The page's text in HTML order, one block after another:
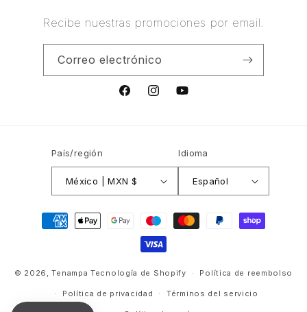
Recibe nuestras promociones por email.
Correo electrónico
FacebookInstagramYouTube
País/región
México | MXN $
Idioma
Español
Formas
© 2026,Tenampa Tecnología de Shopify Política de reembolso
Política de privacidad Términos del servicio